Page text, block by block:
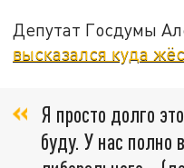
Депутат Госдумы
высказался куда
Я просто долго
буду. У нас полно